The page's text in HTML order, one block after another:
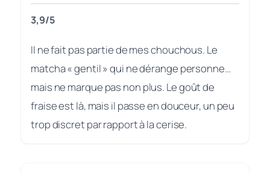
3,9/5
Il ne fait pas partie de mes chouchous. Le
matcha « gentil » qui ne dérange personne…
mais ne marque pas non plus. Le goût de
fraise est là, mais il passe en douceur, un peu
trop discret par rapport à la cerise.